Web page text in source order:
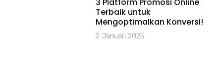
3 Platform Promosi Online
Terbaik untuk
Mengoptimalkan Konversi!
2 Januari 2025